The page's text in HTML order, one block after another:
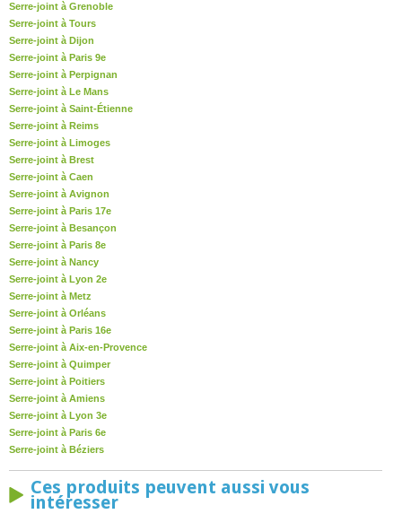
Serre-joint à Grenoble
Serre-joint à Tours
Serre-joint à Dijon
Serre-joint à Paris 9e
Serre-joint à Perpignan
Serre-joint à Le Mans
Serre-joint à Saint-Étienne
Serre-joint à Reims
Serre-joint à Limoges
Serre-joint à Brest
Serre-joint à Caen
Serre-joint à Avignon
Serre-joint à Paris 17e
Serre-joint à Besançon
Serre-joint à Paris 8e
Serre-joint à Nancy
Serre-joint à Lyon 2e
Serre-joint à Metz
Serre-joint à Orléans
Serre-joint à Paris 16e
Serre-joint à Aix-en-Provence
Serre-joint à Quimper
Serre-joint à Poitiers
Serre-joint à Amiens
Serre-joint à Lyon 3e
Serre-joint à Paris 6e
Serre-joint à Béziers
Ces produits peuvent aussi vous
intéresser